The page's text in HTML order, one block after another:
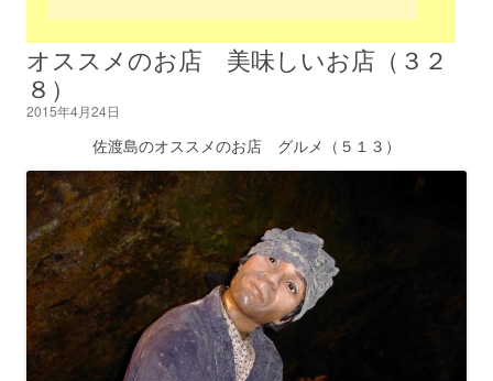
オススメのお店 美味しいお店（３２
８）
2015年4月24日
佐渡島のオススメのお店 グルメ（５１３）